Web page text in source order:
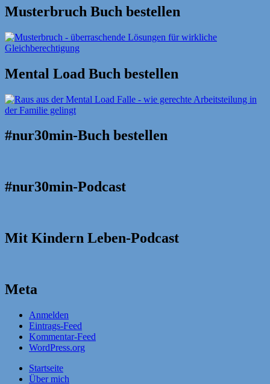
Musterbruch Buch bestellen
Mental Load Buch bestellen
#nur30min-Buch bestellen
#nur30min-Podcast
Mit Kindern Leben-Podcast
Meta
Anmelden
Eintrags-Feed
Kommentar-Feed
WordPress.org
Startseite
Über mich